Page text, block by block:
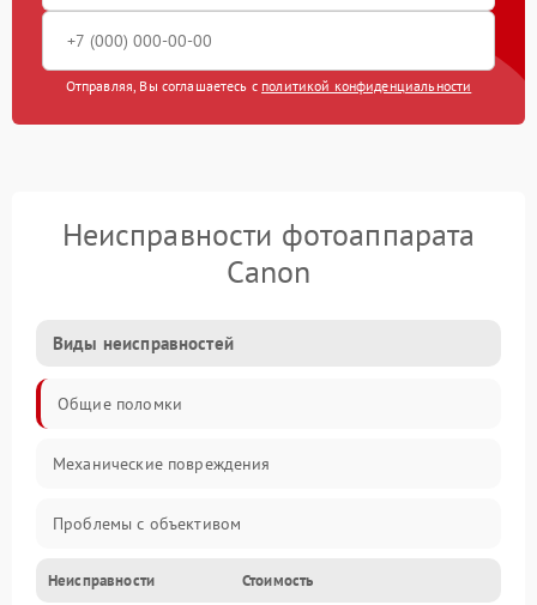
Отправляя, Вы соглашаетесь с политикой конфиденциальности
Неисправности фотоаппарата
Canon
Виды неисправностей
Общие поломки
Механические повреждения
Проблемы с объективом
Электронные ошибки
Неисправности Стоимость